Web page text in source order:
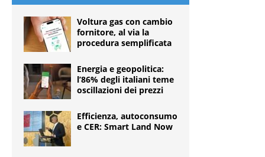
Voltura gas con cambio
fornitore, al via la
procedura semplificata
Energia e geopolitica:
l’86% degli italiani teme
oscillazioni dei prezzi
Efficienza, autoconsumo
e CER: Smart Land Now